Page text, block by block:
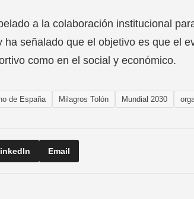
a la colaboración institucional
ha señalado que el objetivo es que el
como en el social y económico.
de España Milagros Tolón Mundial 2030
Email